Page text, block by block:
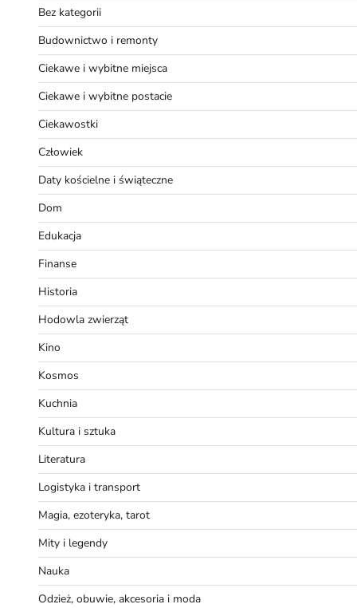
Bez kategorii
Budownictwo i remonty
Ciekawe i wybitne miejsca
Ciekawe i wybitne postacie
Ciekawostki
Człowiek
Daty kościelne i świąteczne
Dom
Edukacja
Finanse
Historia
Hodowla zwierząt
Kino
Kosmos
Kuchnia
Kultura i sztuka
Literatura
Logistyka i transport
Magia, ezoteryka, tarot
Mity i legendy
Nauka
Odzież, obuwie, akcesoria i moda